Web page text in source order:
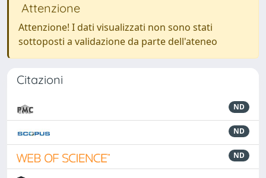
Attenzione
Attenzione! I dati visualizzati non sono stati
sottoposti a validazione da parte dell'ateneo
Citazioni
ND
ND
ND